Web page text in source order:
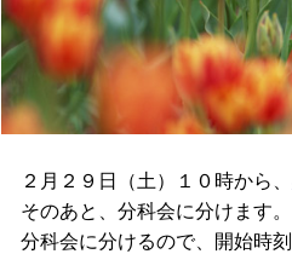
２月２９日（土）１０時から、
そのあと、分科会に分けます。
分科会に分けるので、開始時